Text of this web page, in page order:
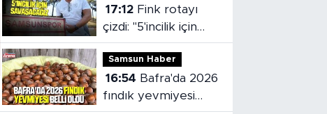
17:12
çizdi: "5'incilik için
savaşacağız
Samsun Haber
16:54
fındık yevmiyesi